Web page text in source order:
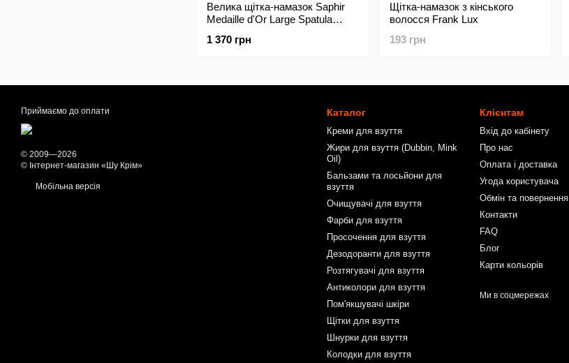
Велика щітка-намазок Saphir
Medaille d'Or Large Spatula
1 370 грн
Щітка-намазок з кінського
волосся Frank Lux
193 грн
Приймаємо до оплати
© 2009—2026
© Інтернет-магазин «Шу Крім»
Мобільна версія
Каталог
Креми для взуття
Жири для взуття (Dubbin, Mink
Oil)
Бальзами та лосьйони для
взуття
Очищувачі для взуття
Фарби для взуття
Просочення для взуття
Дезодоранти для взуття
Розтягувачі для взуття
Антиколори для взуття
Пом'якшувачі шкіри
Щітки для взуття
Шнурки для взуття
Колодки для взуття
Клієнтам
Вхід до кабінету
Про нас
Оплата і доставка
Угода користувача
Обмін та повернення
Контакти
FAQ
Блог
Карти кольорів
Ми в соцмережах